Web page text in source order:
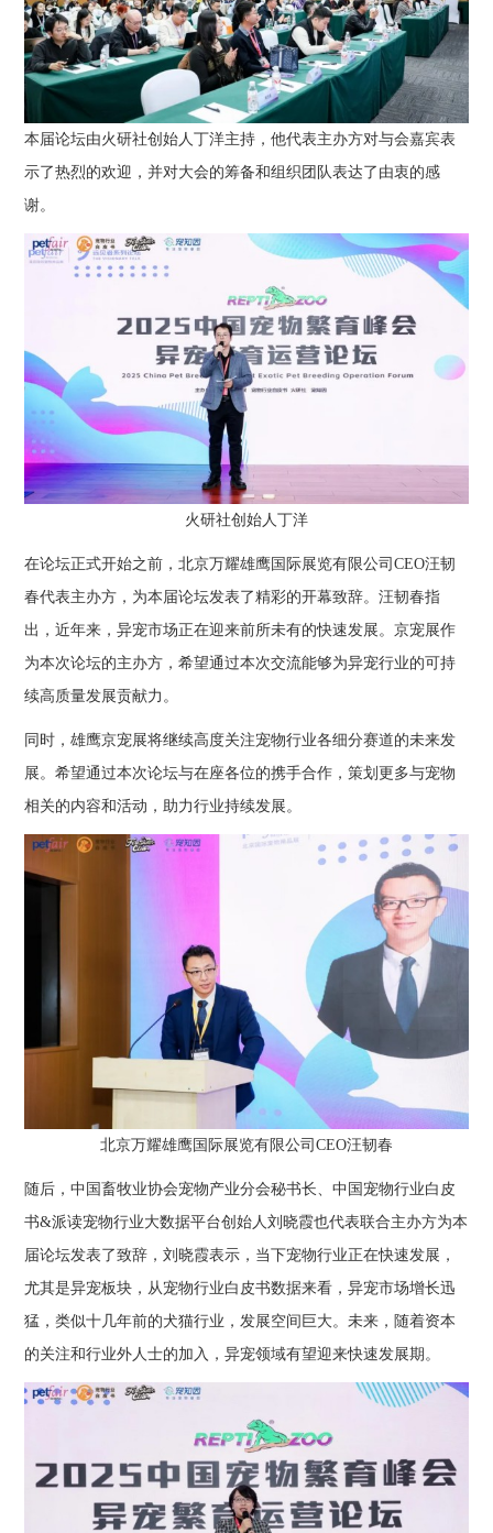
本届论坛由火研社创始人丁洋主持，他代表主办方对与会嘉宾表
示了热烈的欢迎，并对大会的筹备和组织团队表达了由衷的感
谢。
火研社创始人丁洋
在论坛正式开始之前，北京万耀雄鹰国际展览有限公司CEO汪韧
春代表主办方，为本届论坛发表了精彩的开幕致辞。汪韧春指
出，近年来，异宠市场正在迎来前所未有的快速发展。京宠展作
为本次论坛的主办方，希望通过本次交流能够为异宠行业的可持
续高质量发展贡献力。
同时，雄鹰京宠展将继续高度关注宠物行业各细分赛道的未来发
展。希望通过本次论坛与在座各位的携手合作，策划更多与宠物
相关的内容和活动，助力行业持续发展。
北京万耀雄鹰国际展览有限公司CEO汪韧春
随后，中国畜牧业协会宠物产业分会秘书长、中国宠物行业白皮
书&派读宠物行业大数据平台创始人刘晓霞也代表联合主办方为本
届论坛发表了致辞，刘晓霞表示，当下宠物行业正在快速发展，
尤其是异宠板块，从宠物行业白皮书数据来看，异宠市场增长迅
猛，类似十几年前的犬猫行业，发展空间巨大。未来，随着资本
的关注和行业外人士的加入，异宠领域有望迎来快速发展期。